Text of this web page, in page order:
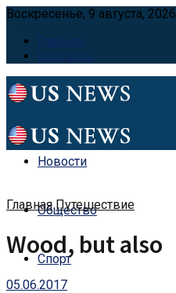
Воскресенье, 9 августа, 2026
Главная
Контакты
Новости
Общество
Спорт
Главная Путешествие
Wood, but also
05.06.2017